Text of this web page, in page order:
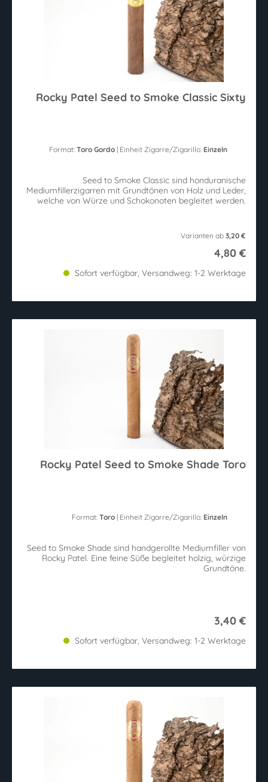
Rocky Patel Seed to Smoke Classic Sixty
Format:Toro Gordo | Einheit Zigarre/Zigarillo: Einzeln
Seed to Smoke Classic sind honduranische
Mediumfillerzigarren mit Grundtönen von Holz und Leder,
welche von Würze und Schokonoten begleitet werden.
Varianten ab 3,20 €
4,80 €
Sofort verfügbar, Versandweg: 1-2 Werktage
Rocky Patel Seed to Smoke Shade Toro
Format:Toro | Einheit Zigarre/Zigarillo: Einzeln
Seed to Smoke Shade sind handgerollte Mediumfiller von
Rocky Patel. Eine feine Süße begleitet holzig, würzige
Grundtöne.
3,40 €
Sofort verfügbar, Versandweg: 1-2 Werktage